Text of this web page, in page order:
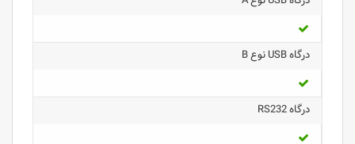
درگاه USB نوع B
درگاه RS232